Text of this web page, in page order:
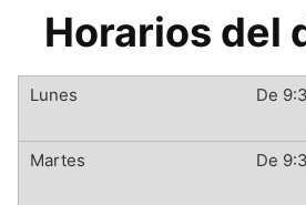
Horarios del
De
De